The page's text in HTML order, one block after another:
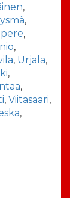
,
,
,
,
, Urjala,
,
,
, Viitasaari,
,